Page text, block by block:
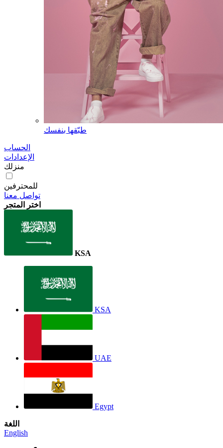
طبّقها بنفسك
الحساب
الإعدادات
منزلك
للمحترفين
تواصل معنا
اختر المتجر
KSA
KSA
UAE
Egypt
اللغة
English